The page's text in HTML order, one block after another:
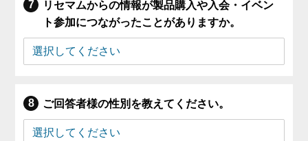
リセマムからの情報が製品購入や入会・イベン
ト参加につながったことがありますか。
ご回答者様の性別を教えてください。